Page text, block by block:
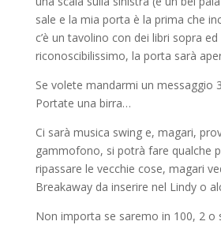
sale e la mia porta è la prima che
c’è un tavolino con dei libri sopra
riconoscibilissimo, la porta sarà
Se volete mandarmi un messaggio
Portate una birra…
Ci sarà musica swing e, magari,
gammofono, si potrà fare qualche
ripassare le vecchie cose, magari
Breakaway da inserire nel Lindy o
Non importa se saremo in 100, 2 o